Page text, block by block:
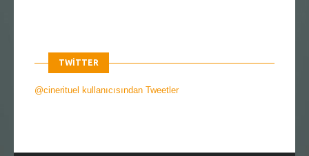
TWITTER
@cinerituel kullanıcısından Tweetler